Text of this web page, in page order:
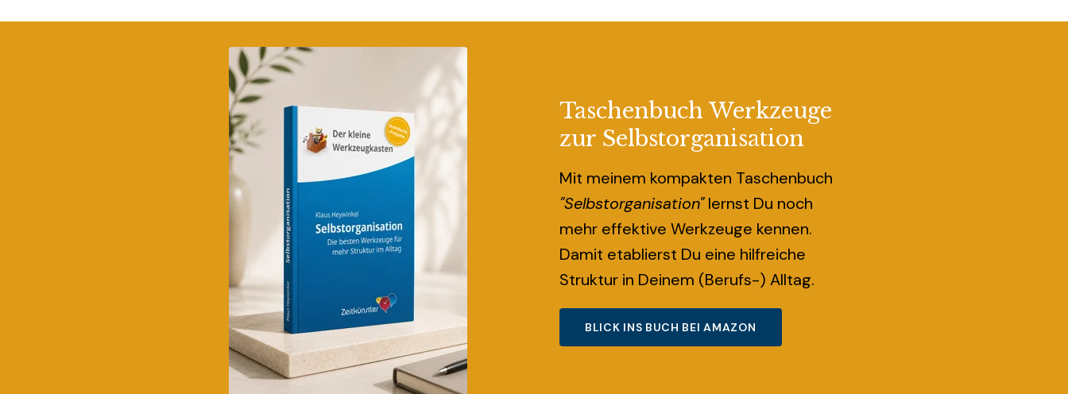
Taschenbuch Werkzeuge
zur Selbstorganisation
Mit meinem kompakten Taschenbuch
"Selbstorganisation"lernst Du noch
mehr effektive Werkzeuge kennen.
Damit etablierst Du eine hilfreiche
Struktur in Deinem (Berufs-) Alltag.
BLICK INS BUCH BEI AMAZON